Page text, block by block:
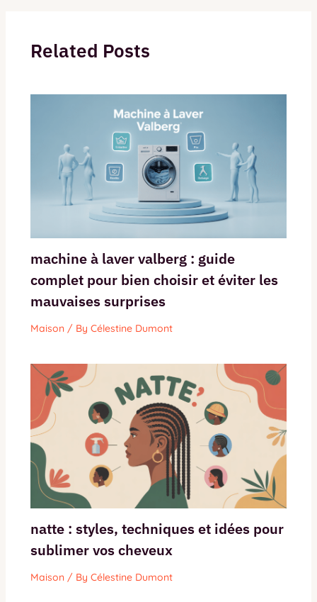
Related Posts
machine à laver valberg : guide
complet pour bien choisir et éviter les
mauvaises surprises
Maison/ By Célestine Dumont
natte : styles, techniques et idées pour
sublimer vos cheveux
Maison/ By Célestine Dumont